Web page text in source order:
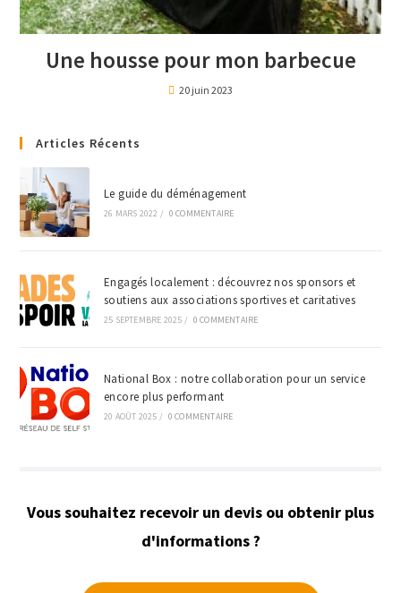
Une housse pour mon barbecue
20 juin 2023
Articles Récents
Le guide du déménagement
26 MARS 2022 / 0 COMMENTAIRE
Engagés localement : découvrez nos sponsors et
soutiens aux associations sportives et caritatives
25 SEPTEMBRE 2025 / 0 COMMENTAIRE
National Box : notre collaboration pour un service
encore plus performant
20 AOÛT 2025 / 0 COMMENTAIRE
Vous souhaitez recevoir un devis ou obtenir plus
d'informations ?